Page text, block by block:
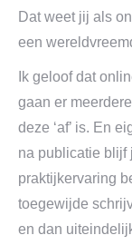
Dat weet jij als
een
Ik geloof dat
gaan er
deze ‘af’ is. En
na publicatie blijf
praktijkervaring
toegewijde
en dan